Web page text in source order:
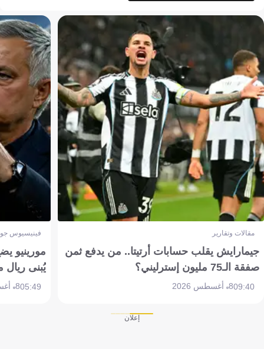
مقالات وتقارير
جيمارايش يقلب حسابات أرتيتا.. من يدفع ثمن
صفقة الـ75 مليون إسترليني؟
09:408 أغسطس 2026
فينيسيوس
مورينيو
يُبنى ريال
05:498 أغسطس 2026
إعلان